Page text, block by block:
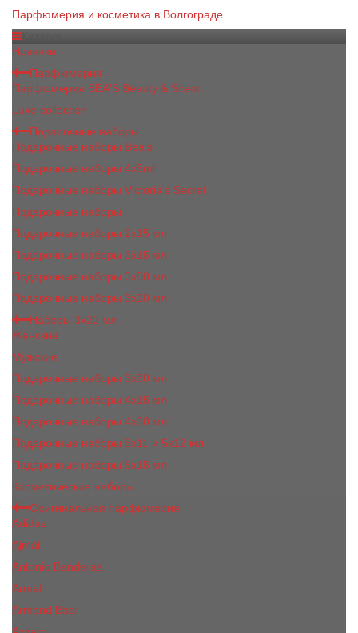
Парфюмерия и косметика в Волгограде
Новинки
Парфюмерия
Парфюмерия BEA'S Beauty & Scent
Luxe collection
Подарочные наборы
Подарочные наборы Bea's
Подарочные наборы 4х5ml
Подарочные наборы Victoria's Secret
Подарочные наборы
Подарочные наборы 2x15 мл
Подарочные наборы 3х15 мл
Подарочные наборы 3x50 мл
Подарочные наборы 3x20 мл
Наборы 3х20 мл
Женские
Мужские
Подарочные наборы 3х30 мл
Подарочные наборы 4x15 мл
Подарочные наборы 4x30 мл
Подарочные наборы 5x11 и 5х12 мл
Подарочные наборы 5x15 мл
Косметические наборы
Оригинальная парфюмерия
Adidas
Ajmal
Antonio Banderas
Armaf
Armand Basi